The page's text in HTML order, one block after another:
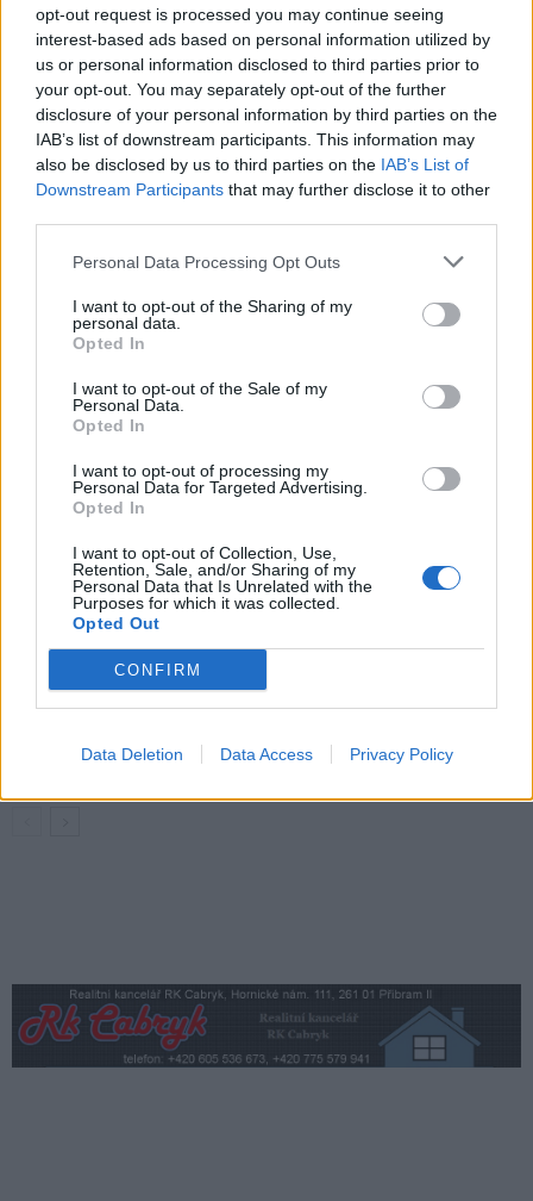
opt-out request is processed you may continue seeing
interest-based ads based on personal information utilized by
us or personal information disclosed to third parties prior to
your opt-out. You may separately opt-out of the further
disclosure of your personal information by third parties on the
IAB’s list of downstream participants. This information may
also be disclosed by us to third parties on the IAB’s List of
Downstream Participants that may further disclose it to other
Personal Data Processing Opt Outs
I want to opt-out of the Sharing of my
personal data.
Opted In
I want to opt-out of the Sale of my
Personal Data.
Opted In
I want to opt-out of processing my
Personal Data for Targeted Advertising.
Opted In
I want to opt-out of Collection, Use,
Retention, Sale, and/or Sharing of my
Personal Data that Is Unrelated with the
Purposes for which it was collected.
Opted Out
CONFIRM
Data Deletion Data Access Privacy Policy
teplý víkend k výcviku
a soutěžím
policisté na Příbramsku k nálezu
vojenské munice
SOUVISEJÍCÍ ČLÁNKY
VÍCE OD AUTORA
Kam na výlet se psem? Střední Čechy
nabízejí hrady, skanzeny i osvěžení
Lifestyle
Kam utéct před vedrem? Podzemí, lesy
i voda nabídnou příjemné ochlazení
Digitální karta láká na slevy v Brdech i na